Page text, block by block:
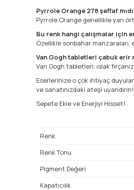
Pyrrole Orange 278 şeffaf
Pyrrole Orange genellikle yarı
Bu renk hangi çalışmalar için
Özellikle sonbahar
Van Gogh tabletleri çabuk erir
Van Gogh tabletleri, ıslak
Eserlerinize o çok ihtiyaç
ve sanatınızdaki ateşi uyandırın!
Sepete Ekle ve Enerjiyi Hisset!
Renk
Renk Tonu
Pigment Değeri
Kapatıcılık